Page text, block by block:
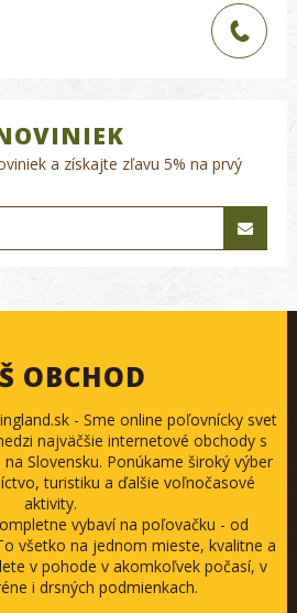
a získajte zľavu 5% na prvý
OBCHOD
- Sme online poľovnícky svet
najväčšie internetové obchody s
Slovensku. Ponúkame široký výber
turistiku a ďalšie voľnočasové
aktivity.
vybaví na poľovačku - od
všetko na jednom mieste, kvalitne a
v pohode v akomkoľvek počasí, v
i drsných podmienkach.